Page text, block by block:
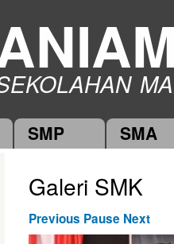
SMP SMA
Galeri SMK
Previous Pause Next